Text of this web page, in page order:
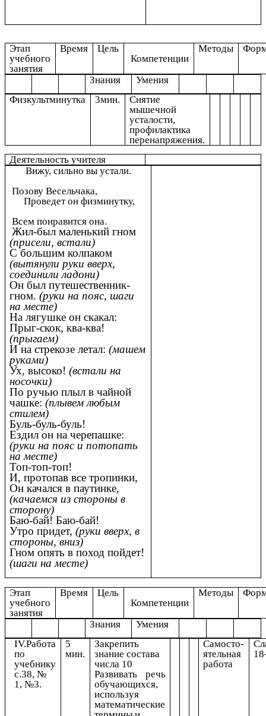
Этап
учебного
занятия
Время
Цель
Компетенции
Методы
Знания
Умения
Физкультминутка
3мин.
Снятие
мышечной
усталости,
профилактика
перенапряжения.
Деятельность учителя
Вижу, сильно вы устали.
Позову Весельчака,
Проведет он физминутку,
Всем понравится она.
Жил-был маленький гном
(присели, встали)
С большим колпаком
(вытянули руки вверх,
соединили ладони)
Он был путешественник-
гном.(руки на пояс, шаги
на месте)
На лягушке он скакал:
Прыг-скок, ква-ква!
(прыгаем)
И на стрекозе летал:(машем
руками)
Ух, высоко!(встали на
носочки)
По ручью плыл в чайной
чашке:(плывем любым
стилем)
Буль-буль-буль!
Ездил он на черепашке:
(руки на пояс и потопать
на месте)
Топ-топ-топ!
И, протопав все тропинки,
Он качался в паутинке,
(качаемся из стороны в
сторону)
Баю-бай! Баю-бай!
Утро придет,(руки вверх, в
стороны, вниз)
Гном опять в поход пойдет!
(шаги на месте)
Этап
учебного
занятия
Время
Цель
Компетенции
Методы
Знания
Умения
IV.Работа
по
учебнику
с.38, №
1, №3.
5
мин.
Закрепить
знание состава
числа 10
Развивать речь
обучающихся,
используя
математические
Самосто-
ятельная
работа